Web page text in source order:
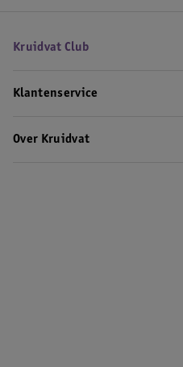
Kruidvat Club
Klantenservice
Over Kruidvat